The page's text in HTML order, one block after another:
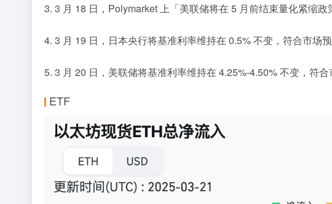
3. 3 月 18 日，Polymarket 上「美联储将在 5 月前结束量化紧缩
4. 3 月 19 日，日本央行将基准利率维持在 0.5% 不变，符合市场预
5. 3 月 20 日，美联储将基准利率维持在 4.25%-4.50% 不变，符合
ETF